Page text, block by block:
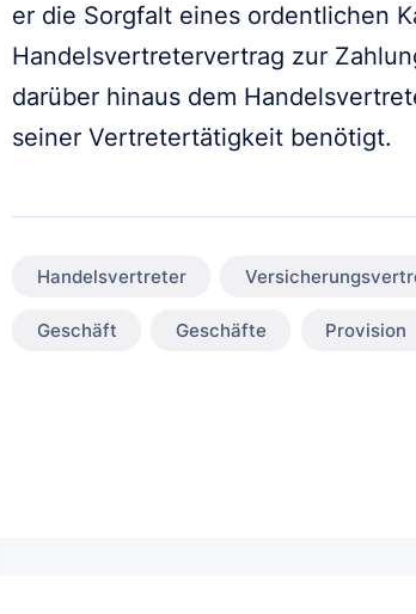
er die Sorgfalt eines ordentlichen
Handelsvertretervertrag zur
darüber hinaus dem
seiner Vertretertätigkeit benötigt.
Handelsvertreter
Geschäft Geschäfte Provision